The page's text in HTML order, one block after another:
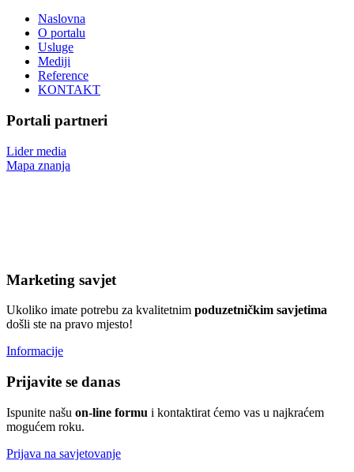
Naslovna
O portalu
Usluge
Mediji
Reference
KONTAKT
Portali partneri
Lider media
Mapa znanja
Marketing savjet
Ukoliko imate potrebu za kvalitetnim poduzetničkim savjetima
došli ste na pravo mjesto!
Informacije
Prijavite se danas
Ispunite našu on-line formu i kontaktirat ćemo vas u najkraćem
mogućem roku.
Prijava na savjetovanje